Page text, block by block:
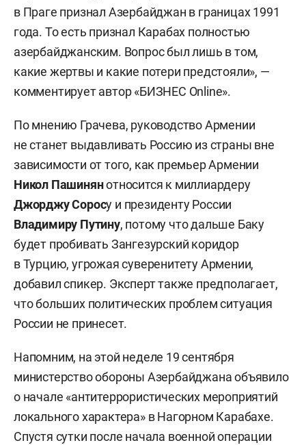
в Праге признал Азербайджан в границах 1991
года. То есть признал Карабах полностью
азербайджанским. Вопрос был лишь в том,
какие жертвы и какие потери предстояли», —
комментирует автор «БИЗНЕС Online».
По мнению Грачева, руководство Армении
не станет выдавливать Россию из страны вне
зависимости от того, как премьер Армении
Никол Пашинянотносится к миллиардеру
Джорджу Соросу и президенту России
Владимиру Путину, потому что дальше Баку
будет пробивать Зангезурский коридор
в Турцию, угрожая суверенитету Армении,
добавил спикер. Эксперт также предполагает,
что больших политических проблем ситуация
России не принесет.
Напомним, на этой неделе 19 сентября
министерство обороны Азербайджана объявило
о начале «антитеррористических мероприятий
локального характера» в Нагорном Карабахе.
Спустя сутки после начала военной операции